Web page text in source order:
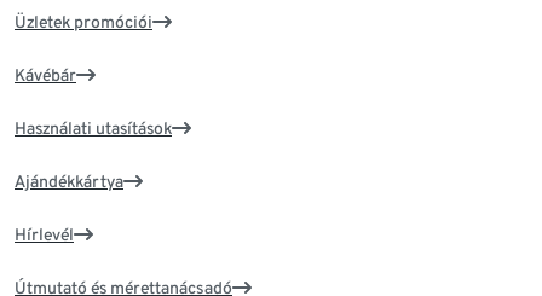
Üzletek promóciói
Kávébár
Használati utasítások
Ajándékkártya
Hírlevél
Útmutató és mérettanácsadó